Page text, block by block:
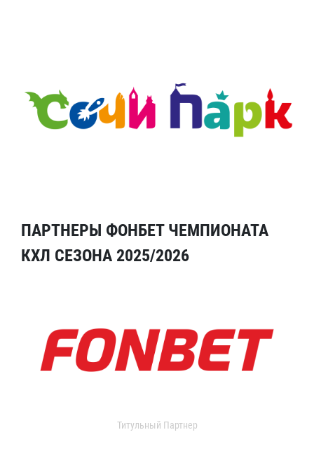
ПАРТНЕРЫ ФОНБЕТ ЧЕМПИОНАТА
КХЛ СЕЗОНА 2025/2026
Титульный Партнер